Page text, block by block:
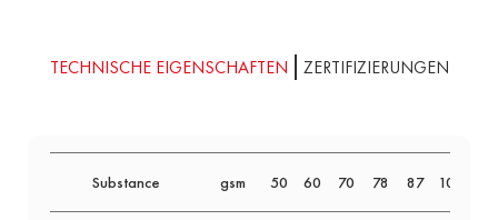
TECHNISCHE EIGENSCHAFTEN ZERTIFIZIERUNGEN
Substance gsm 50 60 70 78 87 100